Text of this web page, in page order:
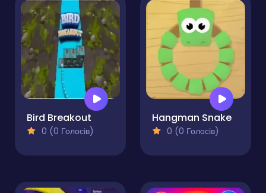
Bird Breakout
0 (0 Голосів)
Hangman Snake
0 (0 Голосів)